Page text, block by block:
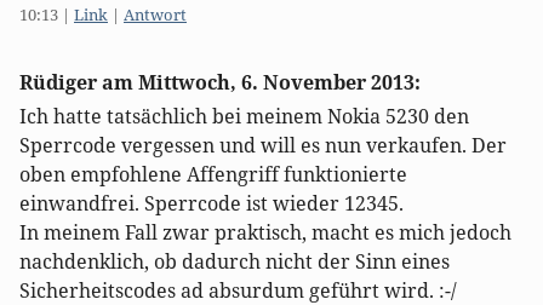
10:13 | Link | Antwort
Rüdiger amMittwoch, 6. November 2013:
Ich hatte tatsächlich bei meinem Nokia 5230 den
Sperrcode vergessen und will es nun verkaufen. Der
oben empfohlene Affengriff funktionierte
einwandfrei. Sperrcode ist wieder 12345.
In meinem Fall zwar praktisch, macht es mich jedoch
nachdenklich, ob dadurch nicht der Sinn eines
Sicherheitscodes ad absurdum geführt wird. :-/